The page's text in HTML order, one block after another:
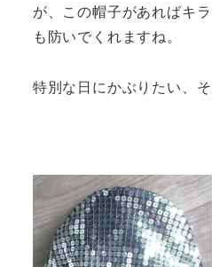
が、この帽子があればキ
も防いでくれますね。
特別な日にかぶりたい、そ